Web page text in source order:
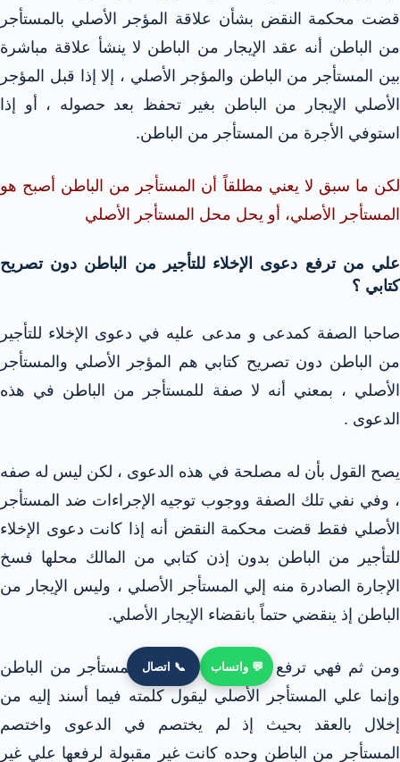
قضت محكمة النقض بشأن علاقة المؤجر الأصلي بالمستأجر
من الباطن أنه عقد الإيجار من الباطن لا ينشأ علاقة مباشرة
بين المستأجر من الباطن والمؤجر الأصلي ، إلا إذا قبل المؤجر
الأصلي الإيجار من الباطن بغير تحفظ بعد حصوله ، أو إذا
استوفي الأجرة من المستأجر من الباطن.
لكن ما سبق لا يعني مطلقاً أن المستأجر من الباطن أصبح هو
المستأجر الأصلي، أو يحل محل المستأجر الأصلي
علي من ترفع دعوى الإخلاء للتأجير من الباطن دون تصريح
كتابي ؟
صاحبا الصفة كمدعى و مدعى عليه في دعوى الإخلاء للتأجير
من الباطن دون تصريح كتابي هم المؤجر الأصلي والمستأجر
الأصلي ، بمعني أنه لا صفة للمستأجر من الباطن في هذه
الدعوى .
يصح القول بأن له مصلحة في هذه الدعوى ، لكن ليس له صفه
، وفي نفي تلك الصفة ووجوب توجيه الإجراءات ضد المستأجر
الأصلي فقط قضت محكمة النقض أنه إذا كانت دعوى الإخلاء
للتأجير من الباطن بدون إذن كتابي من المالك محلها فسخ
الإجارة الصادرة منه إلي المستأجر الأصلي ، وليس الإيجار من
الباطن إذ ينقضي حتماً بانقضاء الإيجار الأصلي.
ومن ثم فهي ترفع من المالك، لا علي المستأجر من الباطن
وإنما علي المستأجر الأصلي ليقول كلمته فيما أسند إليه من
إخلال بالعقد بحيث إذ لم يختصم في الدعوى واختصم
المستأجر من الباطن وحده كانت غير مقبولة لرفعها علي غير
💬 واتساب 📞 اتصال